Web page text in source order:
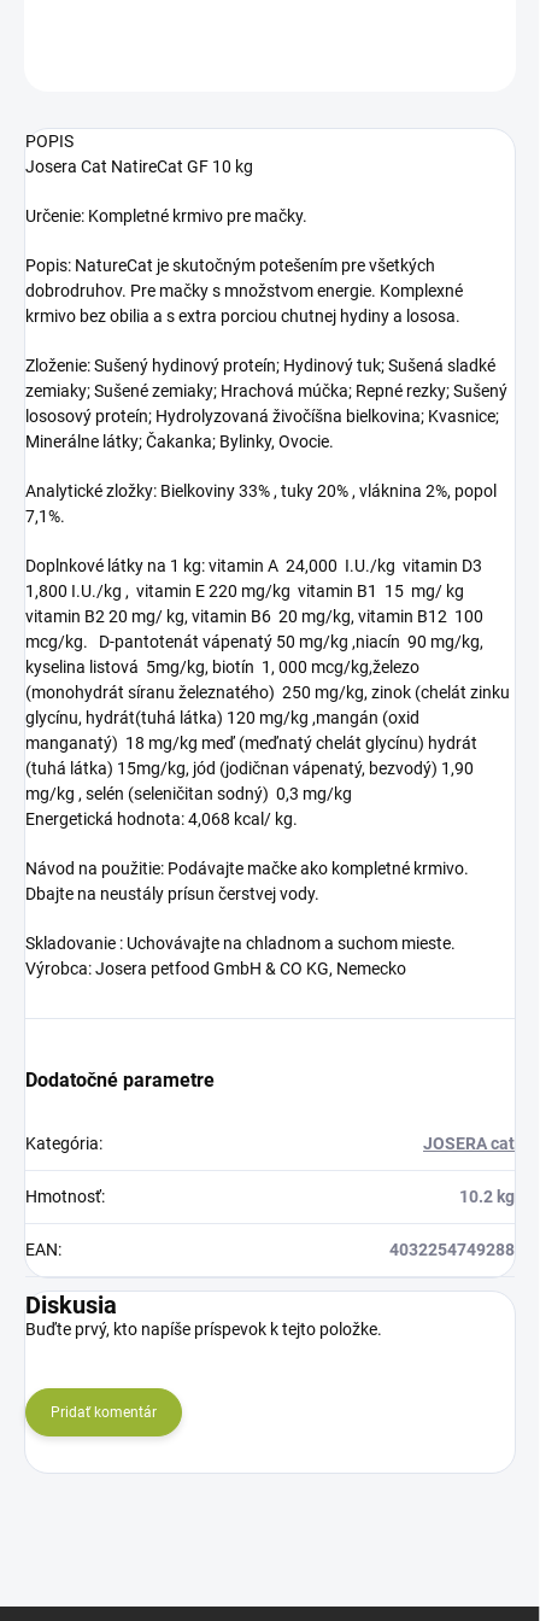
POPIS
Josera Cat NatireCat GF 10 kg
Určenie: Kompletné krmivo pre mačky.
Popis: NatureCat je skutočným potešením pre všetkých
dobrodruhov. Pre mačky s množstvom energie. Komplexné
krmivo bez obilia a s extra porciou chutnej hydiny a lososa.
Zloženie: Sušený hydinový proteín; Hydinový tuk; Sušená sladké
zemiaky; Sušené zemiaky; Hrachová múčka; Repné rezky; Sušený
lososový proteín; Hydrolyzovaná živočíšna bielkovina; Kvasnice;
Minerálne látky; Čakanka; Bylinky, Ovocie.
Analytické zložky: Bielkoviny 33% , tuky 20% , vláknina 2%, popol
7,1%.
Doplnkové látky na 1 kg: vitamin A 24,000 I.U./kg vitamin D3
1,800 I.U./kg , vitamin E 220 mg/kg vitamin B1 15 mg/ kg
vitamin B2 20 mg/ kg, vitamin B6 20 mg/kg, vitamin B12 100
mcg/kg. D-pantotenát vápenatý 50 mg/kg ,niacín 90 mg/kg,
kyselina listová 5mg/kg, biotín 1, 000 mcg/kg,železo
(monohydrát síranu železnatého) 250 mg/kg, zinok (chelát zinku
glycínu, hydrát(tuhá látka) 120 mg/kg ,mangán (oxid
manganatý) 18 mg/kg meď (meďnatý chelát glycínu) hydrát
(tuhá látka) 15mg/kg, jód (jodičnan vápenatý, bezvodý) 1,90
mg/kg , selén (seleničitan sodný) 0,3 mg/kg
Energetická hodnota: 4,068 kcal/ kg.
Návod na použitie: Podávajte mačke ako kompletné krmivo.
Dbajte na neustály prísun čerstvej vody.
Skladovanie : Uchovávajte na chladnom a suchom mieste.
Výrobca: Josera petfood GmbH & CO KG, Nemecko
Dodatočné parametre
Kategória: JOSERA cat
Hmotnosť: 10.2 kg
EAN: 4032254749288
Diskusia
Buďte prvý, kto napíše príspevok k tejto položke.
Pridať komentár